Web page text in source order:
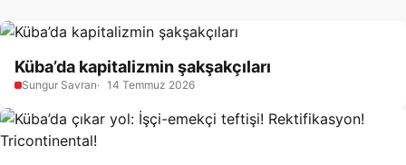
Küba’da kapitalizmin şakşakçıları
Sungur Savran 14 Temmuz 2026